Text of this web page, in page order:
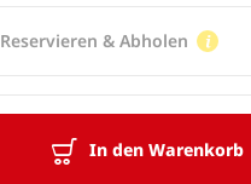
In den Warenkorb
Reservieren & Abholen